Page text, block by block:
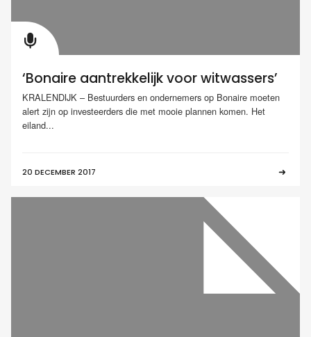
‘Bonaire aantrekkelijk voor witwassers’
KRALENDIJK – Bestuurders en ondernemers op Bonaire moeten
alert zijn op investeerders die met mooie plannen komen. Het
eiland...
20 DECEMBER 2017